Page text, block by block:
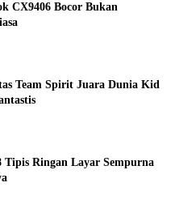
CX9406 Bocor Bukan
Team Spirit Juara Dunia Kid
Tipis Ringan Layar Sempurna